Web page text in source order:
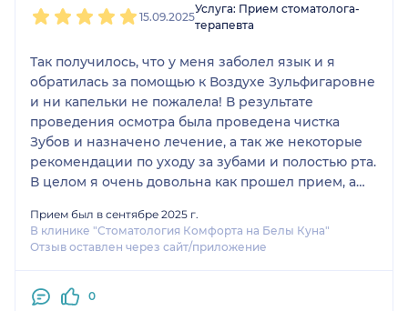
15.09.2025
Услуга: Прием стоматолога-
терапевта
Так получилось, что у меня заболел язык и я
обратилась за помощью к Воздухе Зульфигаровне
и ни капельки не пожалела! В результате
проведения осмотра была проведена чистка
Зубов и назначено лечение, а так же некоторые
рекомендации по уходу за зубами и полостью рта.
В целом я очень довольна как прошел прием, а
доктора к пациенту! Очень добрая и теплая
обстановка, а самое главное, что уже на
Воздуха Зульфигаровна, спасибо вам огромное за
Прием был в сентябре 2025 г.
В клинике "Стоматология Комфорта на Белы Куна"
Отзыв оставлен через сайт/приложение
0